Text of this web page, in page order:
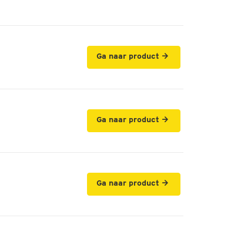
Ga naar product
Ga naar product
Ga naar product